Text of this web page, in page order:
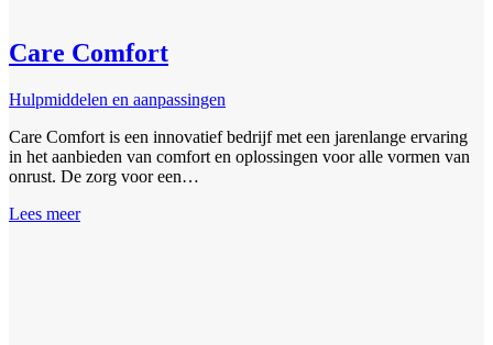
Care Comfort
Hulpmiddelen en aanpassingen
Care Comfort is een innovatief bedrijf met een jarenlange ervaring
in het aanbieden van comfort en oplossingen voor alle vormen van
onrust. De zorg voor een…
Lees meer